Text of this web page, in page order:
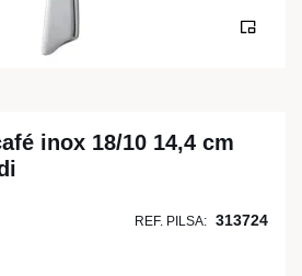
inox 18/10 14,4 cm
REF. PILSA: 313724